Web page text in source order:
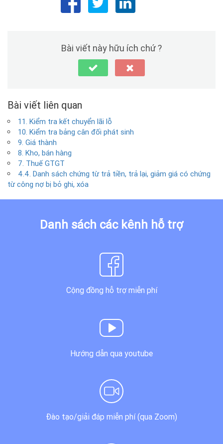
Bài viết này hữu ích chứ ?
Bài viết liên quan
11. Kiểm tra kết chuyển lãi lỗ
10. Kiểm tra bảng cân đối phát sinh
9. Giá thành
8. Kho, bán hàng
7. Thuế GTGT
4.4. Danh sách chứng từ trả tiền, trả lại, giảm giá có chứng
từ công nợ bị bỏ ghi, xóa
Danh sách các kênh hỗ trợ
Cộng đồng hỗ trợ miễn phí
Hướng dẫn qua youtube
Đào tạo/giải đáp miễn phí (qua Zoom)